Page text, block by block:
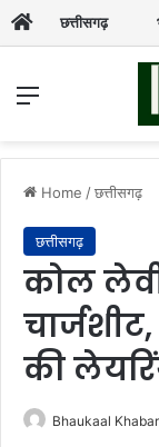
छत्तीसगढ़
Menu
Home /छत्तीसगढ़
छत्तीसगढ़
कोल
की
Bhaukaal